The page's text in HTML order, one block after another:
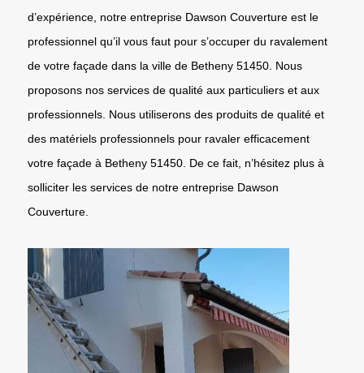
d’expérience, notre entreprise Dawson Couverture est le
professionnel qu’il vous faut pour s’occuper du ravalement
de votre façade dans la ville de Betheny 51450. Nous
proposons nos services de qualité aux particuliers et aux
professionnels. Nous utiliserons des produits de qualité et
des matériels professionnels pour ravaler efficacement
votre façade à Betheny 51450. De ce fait, n’hésitez plus à
solliciter les services de notre entreprise Dawson
Couverture.